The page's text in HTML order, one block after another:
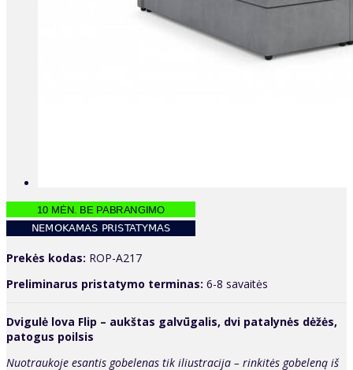
Prekės kodas: ROP-A217
Preliminarus pristatymo terminas: 6-8 savaitės
Dvigulė lova Flip – aukštas galvūgalis, dvi patalynės dėžės,
patogus poilsis
Nuotraukoje esantis gobelenas tik iliustracija – rinkitės gobeleną iš